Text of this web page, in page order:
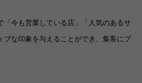
「今も営業している店」「人気のあるサ
ブな印象を与えることができ、集客にプ